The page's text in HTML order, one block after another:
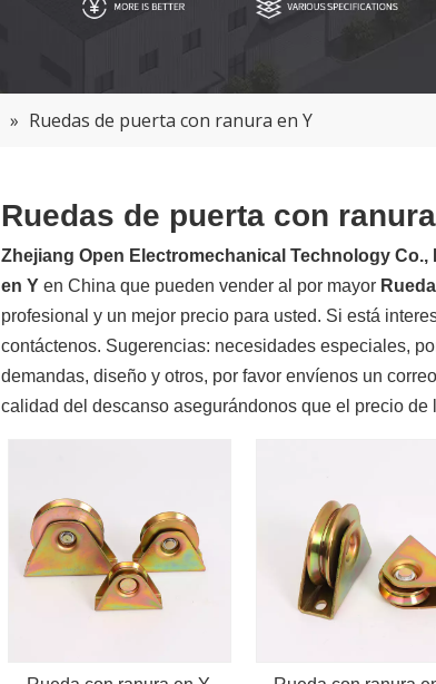
» Ruedas de puerta con ranura en Y
Ruedas de puerta con
Zhejiang Open Electromechanical Technology Co.,
en Y en China que pueden vender al por mayor
profesional y un mejor precio para usted. Si está
contáctenos. Sugerencias: necesidades especiales,
demandas, diseño y otros, por favor envíenos un
calidad del descanso asegurándonos que el precio